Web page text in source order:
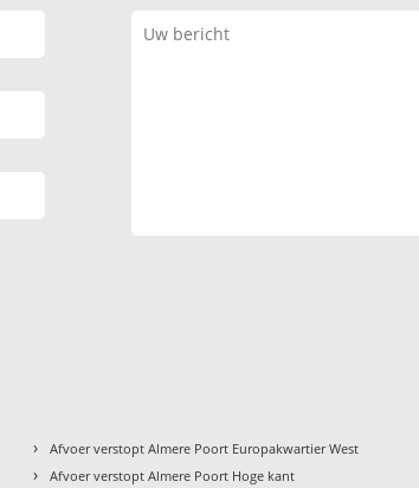
› Afvoer verstopt Almere Poort Europakwartier West
› Afvoer verstopt Almere Poort Hoge kant